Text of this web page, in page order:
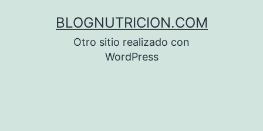
BLOGNUTRICION.COM
Otro sitio realizado con
WordPress